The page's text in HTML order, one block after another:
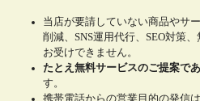
当店が要請していない商品やサ
削減、SNS運用代行、SEO対策
お受けできません。
たとえ無料サービスのご提案で
す。
携帯電話からの営業目的の発信